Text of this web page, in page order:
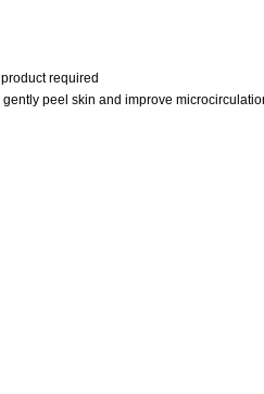
required
peel skin and improve